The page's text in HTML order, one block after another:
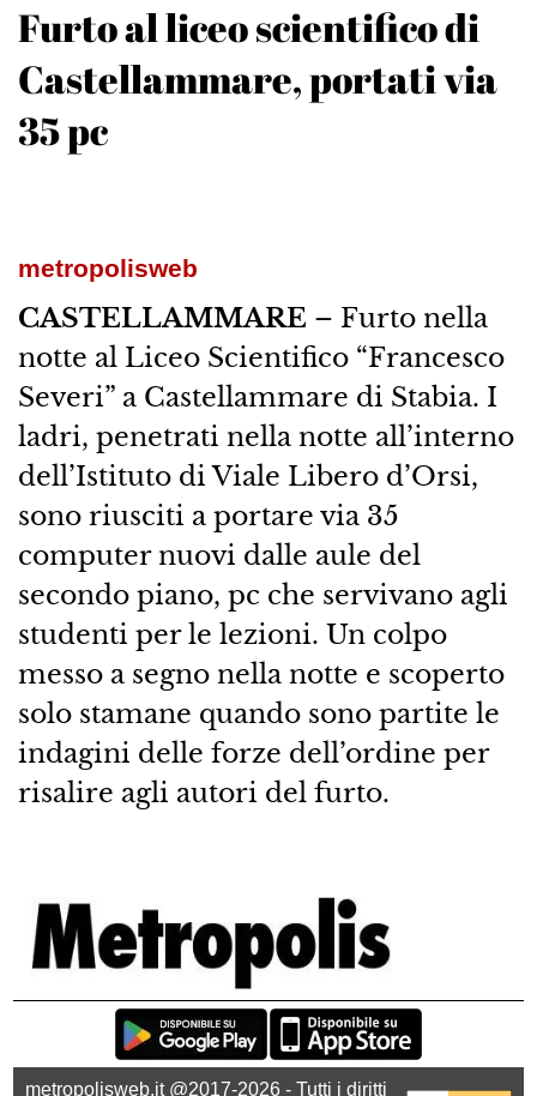
Furto al liceo scientifico di
Castellammare, portati via
35 pc
metropolisweb
CASTELLAMMARE – Furto nella
notte al Liceo Scientifico “Francesco
Severi” a Castellammare di Stabia. I
ladri, penetrati nella notte all’interno
dell’Istituto di Viale Libero d’Orsi,
sono riusciti a portare via 35
computer nuovi dalle aule del
secondo piano, pc che servivano agli
studenti per le lezioni. Un colpo
messo a segno nella notte e scoperto
solo stamane quando sono partite le
indagini delle forze dell’ordine per
risalire agli autori del furto.
metropolisweb.it @2017-2026 - Tutti i diritti